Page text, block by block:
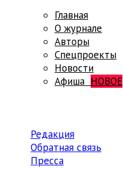
Главная
О журнале
Авторы
Спецпроекты
Новости
Афиша НОВОЕ
Редакция
Обратная связь
Пресса